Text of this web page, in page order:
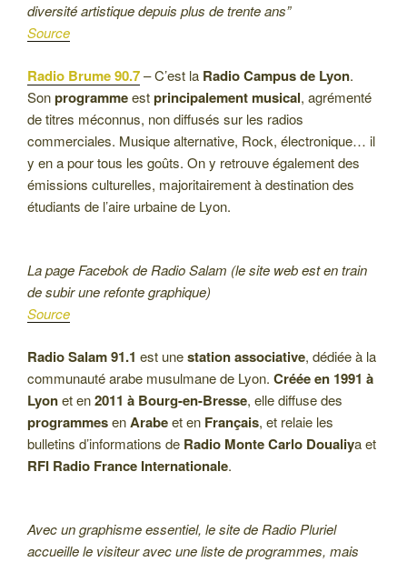
diversité artistique depuis plus de trente ans”
Source
Radio Brume 90.7– C’est la Radio Campus de Lyon.
Sonprogrammeestprincipalement musical, agrémenté
de titres méconnus, non diffusés sur les radios
commerciales. Musique alternative, Rock, électronique… il
y en a pour tous les goûts. On y retrouve également des
émissions culturelles, majoritairement à destination des
étudiants de l’aire urbaine de Lyon.
La page Facebok de Radio Salam (le site web est en train
de subir une refonte graphique)
Source
Radio Salam 91.1 est unestation associative, dédiée à la
communauté arabe musulmane de Lyon. Créée en 1991 à
Lyonet en2011 à Bourg-en-Bresse, elle diffuse des
programmesenArabeet en Français, et relaie les
bulletins d’informations de Radio Monte Carlo Doualiya et
RFI Radio France Internationale.
Avec un graphisme essentiel, le site de Radio Pluriel
accueille le visiteur avec une liste de programmes, mais